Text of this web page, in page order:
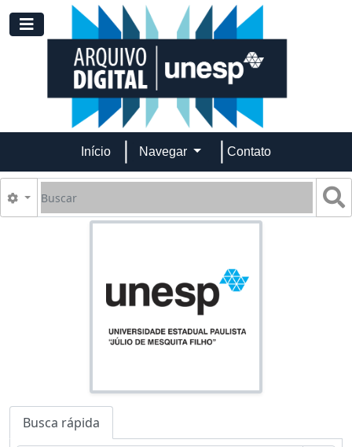
Skip to main content
Toggle navigation
Início Navegar Contato
Buscar
Opções de busca
Busca rápida